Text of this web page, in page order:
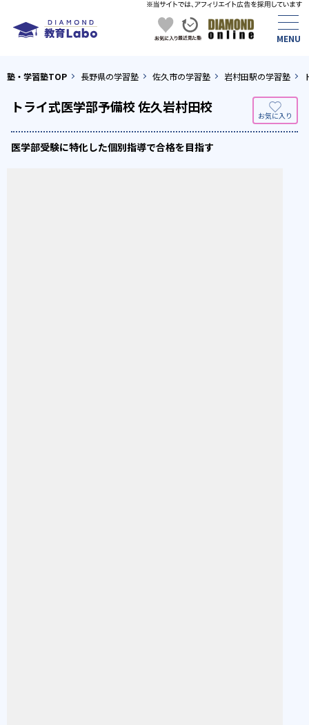
塾・学習塾TOP 長野県の学習塾 佐久市の学習塾 岩村田駅の学習塾
トライ式医学部予備校 佐久岩村田校
医学部受験に特化した個別指導で合格を目指す